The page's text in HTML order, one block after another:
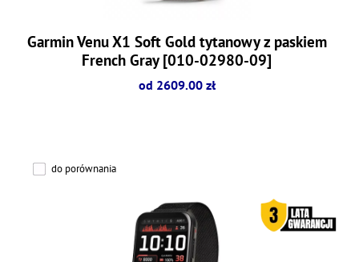
Garmin Venu X1 Soft Gold tytanowy z paskiem
French Gray [010-02980-09]
od 2609.00 zł
do porównania